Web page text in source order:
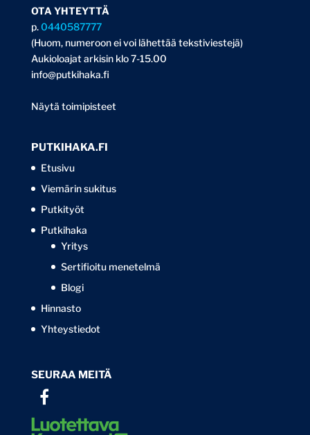
OTA YHTEYTTÄ
p.0440587777
(Huom, numeroon ei voi lähettää tekstiviestejä)
Aukioloajat arkisin klo 7-15.00
info@putkihaka.fi
Näytä toimipisteet
PUTKIHAKA.FI
Etusivu
Viemärin sukitus
Putkityöt
Putkihaka
Yritys
Sertifioitu menetelmä
Blogi
Hinnasto
Yhteystiedot
SEURAA MEITÄ